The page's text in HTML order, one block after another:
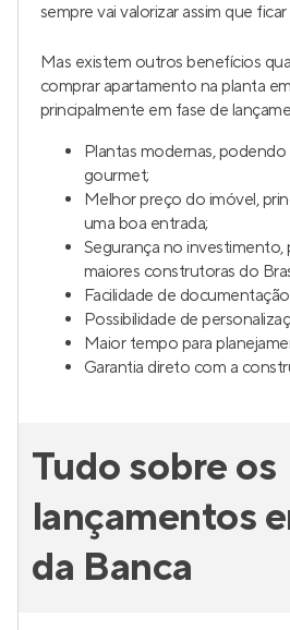
sempre vai valorizar assim que
Mas existem outros benefícios
comprar apartamento na planta
principalmente em fase de
Plantas modernas,
gourmet;
Melhor preço do imóvel,
uma boa entrada;
Segurança no
maiores construtoras do
Facilidade de
Possibilidade de
Maior tempo para
Garantia direto com a
Tudo sobre os
lançamentos
da Banca